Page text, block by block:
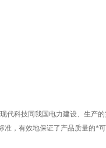
代科技同我国电力建设、生产
，有效地保证了产品质量的*